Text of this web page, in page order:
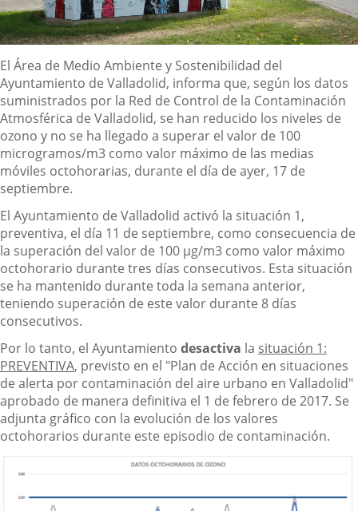
Descripción
El Área de Medio Ambiente y Sostenibilidad del
Ayuntamiento de Valladolid, informa que, según los datos
suministrados por la Red de Control de la Contaminación
Atmosférica de Valladolid, se han reducido los niveles de
ozono y no se ha llegado a superar el valor de 100
microgramos/m3 como valor máximo de las medias
móviles octohorarias, durante el día de ayer, 17 de
septiembre.
El Ayuntamiento de Valladolid activó la situación 1,
preventiva, el día 11 de septiembre, como consecuencia de
la superación del valor de 100 µg/m3 como valor máximo
octohorario durante tres días consecutivos. Esta situación
se ha mantenido durante toda la semana anterior,
teniendo superación de este valor durante 8 días
consecutivos.
Por lo tanto, el Ayuntamiento desactiva la situación 1:
PREVENTIVA, previsto en el "Plan de Acción en situaciones
de alerta por contaminación del aire urbano en Valladolid"
aprobado de manera definitiva el 1 de febrero de 2017. Se
adjunta gráfico con la evolución de los valores
octohorarios durante este episodio de contaminación.